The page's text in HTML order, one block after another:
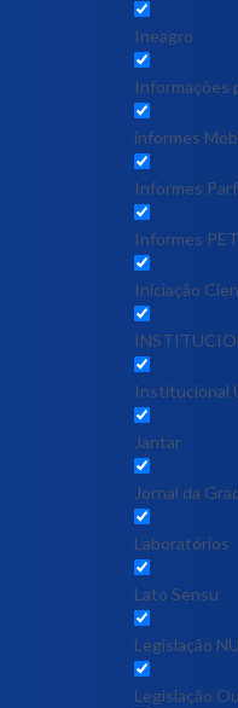
Ineagro
Informações
informes
Informes
Informes PET
Iniciação
Institucional
Jantar
Jornal da
Laboratórios
Lato Sensu
Legislação
Legislação